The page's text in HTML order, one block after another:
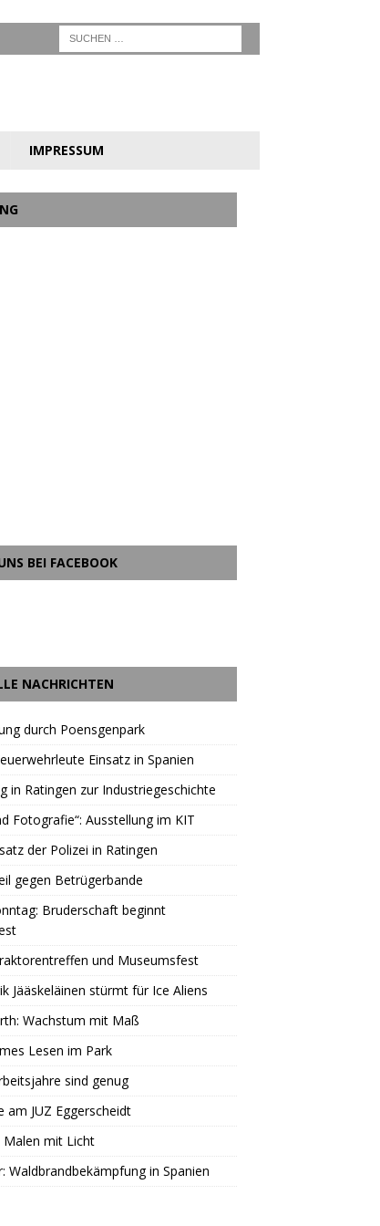
IMPRESSUM
BEI FACEBOOK
NACHRICHTEN
durch Poensgenpark
Einsatz in Spanien
in Ratingen zur Industriegeschichte
Fotografie“: Ausstellung im KIT
der Polizei in Ratingen
gegen Betrügerbande
Bruderschaft beginnt
und Museumsfest
Jääskeläinen stürmt für Ice Aliens
Wachstum mit Maß
Lesen im Park
sind genug
am JUZ Eggerscheidt
mit Licht
Waldbrandbekämpfung in Spanien